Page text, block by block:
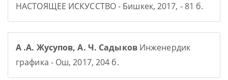
НАСТОЯЩЕЕ ИСКУССТВО - Бишкек, 2017, - 81 б.
А .А. Жусупов, А. Ч. Садыков Инженердик
графика - Ош, 2017, 204 б.